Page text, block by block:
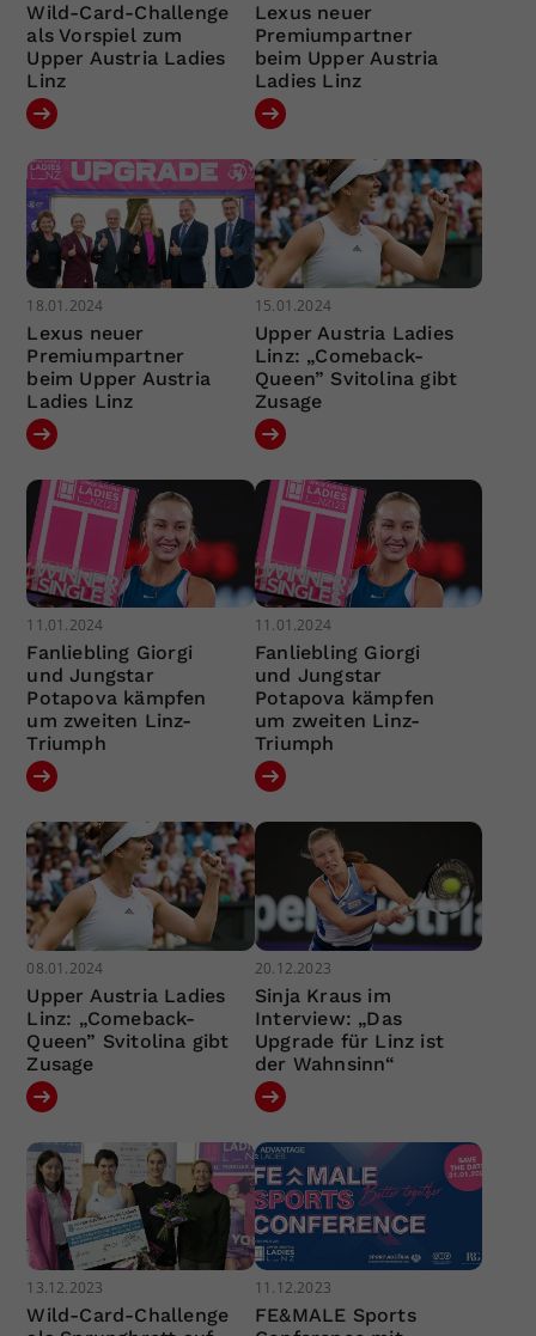
Wild-Card-Challenge
als Vorspiel zum
Upper Austria Ladies
Linz
Lexus neuer
Premiumpartner
beim Upper Austria
Ladies Linz
18.01.2024
Lexus neuer
Premiumpartner
beim Upper Austria
Ladies Linz
15.01.2024
Upper Austria Ladies
Linz: „Comeback-
Queen” Svitolina gibt
Zusage
11.01.2024
Fanliebling Giorgi
und Jungstar
Potapova kämpfen
um zweiten Linz-
Triumph
11.01.2024
Fanliebling Giorgi
und Jungstar
Potapova kämpfen
um zweiten Linz-
Triumph
08.01.2024
Upper Austria Ladies
Linz: „Comeback-
Queen” Svitolina gibt
Zusage
20.12.2023
Sinja Kraus im
Interview: „Das
Upgrade für Linz ist
der Wahnsinn“
13.12.2023
Wild-Card-Challenge
11.12.2023
FE&MALE Sports